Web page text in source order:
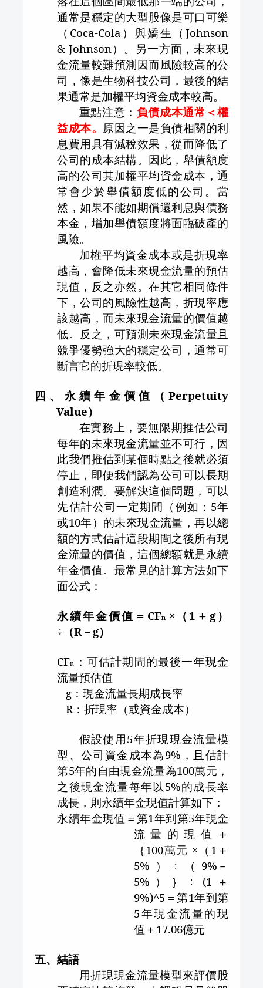
通常是穩定的大型股像是可口可樂
（ Coca-Cola ）與嬌生（ Johnson
& Johnson）。另一方面，未來現
金流量較難預測因而風險較高的公
司，像是生物科技公司，最後的結
果通常是加權平均資金成本較高。
重點注意： 負債成本通常＜權
益成本。 原因之一是負債相關的利
息費用具有減稅效果，從而降低了
公司的成本結構。因此，舉債額度
高的公司其加權平均資金成本，通
常會少於舉債額度低的公司。當
然，如果不能如期償還利息與債務
本金，增加舉債額度將面臨破產的
風險。
加權平均資金成本或是折現率
越高，會降低未來現金流量的預估
現值，反之亦然。在其它相同條件
下，公司的風險性越高，折現率應
該越高，而未來現金流量的價值越
低。反之，可預測未來現金流量且
競爭優勢強大的穩定公司，通常可
斷言它的折現率較低。
四、永續年金價值（ Perpetuity
Value）
在實務上，要無限期推估公司
每年的未來現金流量並不可行，因
此我們推估到某個時點之後就必須
停止，即便我們認為公司可以長期
創造利潤。要解決這個問題，可以
先估計公司一定期間（例如： 5年
或10年）的未來現金流量，再以總
額的方式估計這段期間之後所有現
金流量的價值，這個總額就是永續
年金價值。最常見的計算方法如下
面公式：
永續年金價值＝ CFn ×（1 ＋ g）
÷（R－ g）
CFn
：可估計期間的最後一年現金
流量預估值
g：現金流量長期成長率
R：折現率（或資金成本）
假設使用5年折現現金流量模
型、公司資金成本為9% ，且估計
第5年的自由現金流量為100萬元，
之後現金流量每年以5%的成長率
成長，則永續年金現值計算如下：
永續年金現值＝第1年到第5年現金
流量的現值＋
｛100萬元 ×（ 1 ＋
5% ）÷（ 9% －
5% ）｝ ÷ (1 ＋
9%)^5 ＝第1年到第
5年現金流量的現
值＋ 17.06億元
五、結語
用折現現金流量模型來評價股